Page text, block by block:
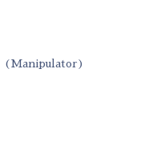
(Manipulator)